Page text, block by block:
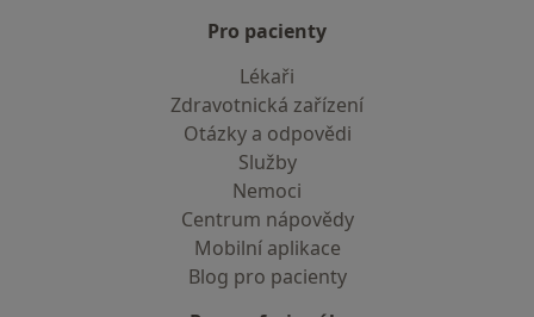
Pro pacienty
Lékaři
Zdravotnická zařízení
Otázky a odpovědi
Služby
Nemoci
Centrum nápovědy
Mobilní aplikace
Blog pro pacienty